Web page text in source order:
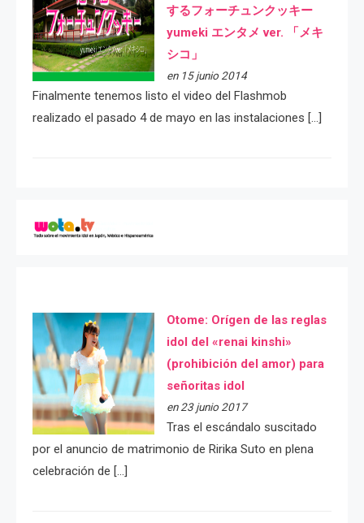
するフォーチュンクッキー
yumeki エンタメ ver. 「メキ
シコ」
en 15 junio 2014
Finalmente tenemos listo el video del Flashmob
realizado el pasado 4 de mayo en las instalaciones […]
Otome: Orígen de las reglas
idol del «renai kinshi»
(prohibición del amor) para
señoritas idol
en 23 junio 2017
Tras el escándalo suscitado
por el anuncio de matrimonio de Ririka Suto en plena
celebración de […]